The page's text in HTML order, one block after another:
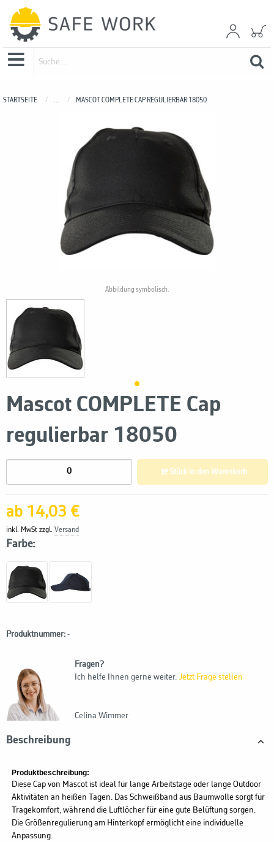
STARTSEITE ... MASCOT COMPLETE CAP REGULIERBAR 18050
Mascot COMPLETE Cap
regulierbar 18050
Abbildung symbolisch.
ab 14,03 €
inkl. MwSt zzgl. Versand
Farbe:
Stück in den Warenkorb
Produktnummer: -
Fragen?
Ich helfe Ihnen gerne weiter. Jetzt Frage stellen
Celina Wimmer
Beschreibung
Produktbeschreibung:
Diese Cap von Mascot ist ideal für lange Arbeitstage oder lange Outdoor
Aktivitäten an heißen Tagen. Das Schweißband aus Baumwolle sorgt für
Tragekomfort, während die Luftlöcher für eine gute Belüftung sorgen.
Die Größenregulierung am Hinterkopf ermöglicht eine individuelle
Anpassung.